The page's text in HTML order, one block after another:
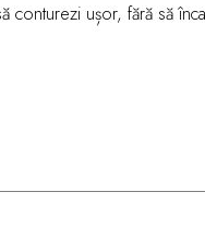
conturezi ușor, fără să